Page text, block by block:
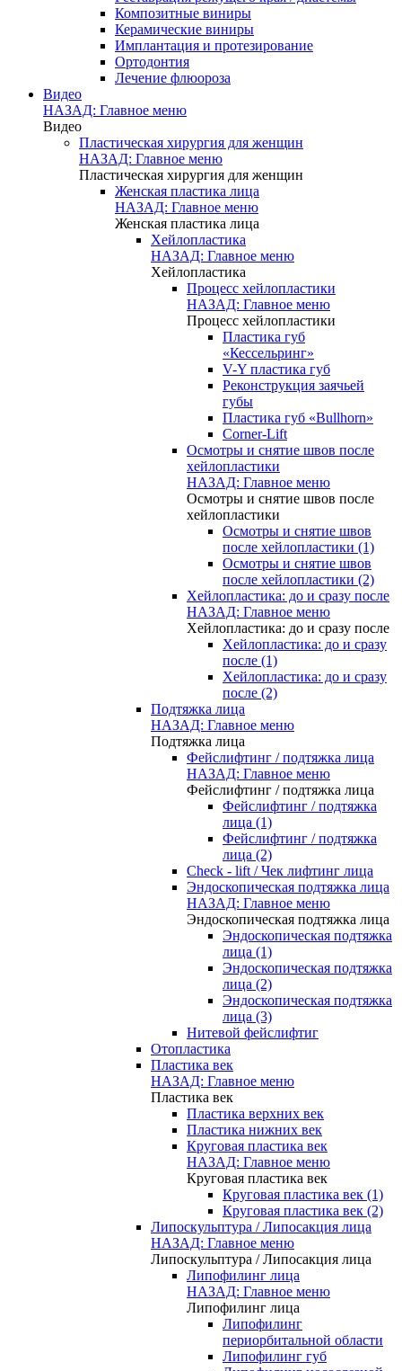
Композитные виниры
Керамические виниры
Имплантация и протезирование
Ортодонтия
Лечение флюороза
Видео
НАЗАД: Главное меню
Видео
Пластическая хирургия для женщин
НАЗАД: Главное меню
Пластическая хирургия для женщин
Женская пластика лица
НАЗАД: Главное меню
Женская пластика лица
Хейлопластика
НАЗАД: Главное меню
Хейлопластика
Процесс хейлопластики
НАЗАД: Главное меню
Процесс хейлопластики
Пластика губ
«Кессельринг»
V-Y пластика губ
Реконструкция заячьей
губы
Пластика губ «Bullhorn»
Corner-Lift
Осмотры и снятие швов после
хейлопластики
НАЗАД: Главное меню
Осмотры и снятие швов после
хейлопластики
Осмотры и снятие швов
после хейлопластики (1)
Осмотры и снятие швов
после хейлопластики (2)
Хейлопластика: до и сразу после
НАЗАД: Главное меню
Хейлопластика: до и сразу после
Хейлопластика: до и сразу
после (1)
Хейлопластика: до и сразу
после (2)
Подтяжка лица
НАЗАД: Главное меню
Подтяжка лица
Фейслифтинг / подтяжка лица
НАЗАД: Главное меню
Фейслифтинг / подтяжка лица
Фейслифтинг / подтяжка
лица (1)
Фейслифтинг / подтяжка
лица (2)
Check - lift / Чек лифтинг лица
Эндоскопическая подтяжка лица
НАЗАД: Главное меню
Эндоскопическая подтяжка лица
Эндоскопическая подтяжка
лица (1)
Эндоскопическая подтяжка
лица (2)
Эндоскопическая подтяжка
лица (3)
Нитевой фейслифтиг
Отопластика
Пластика век
НАЗАД: Главное меню
Пластика век
Пластика верхних век
Пластика нижних век
Круговая пластика век
НАЗАД: Главное меню
Круговая пластика век
Круговая пластика век (1)
Круговая пластика век (2)
Липоскульптура / Липосакция лица
НАЗАД: Главное меню
Липоскульптура / Липосакция лица
Липофилинг лица
НАЗАД: Главное меню
Липофилинг лица
Липофилинг
периорбитальной области
Липофилинг губ